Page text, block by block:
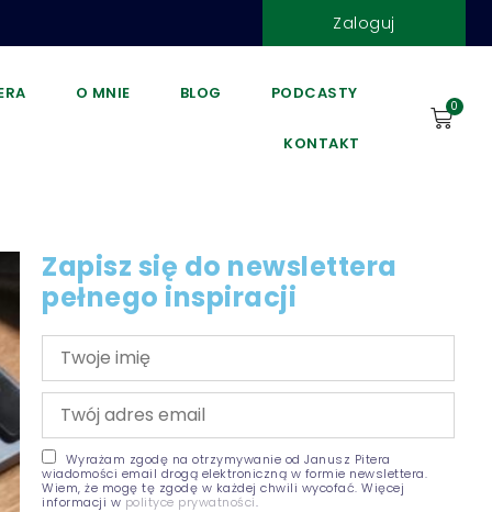
Zaloguj
O MNIE BLOG PODCASTY
KONTAKT
0
Zapisz się do newslettera
pełnego inspiracji
Wyrażam zgodę na otrzymywanie od Janusz Pitera
wiadomości email drogą elektroniczną w formie newslettera.
Wiem, że mogę tę zgodę w każdej chwili wycofać. Więcej
informacji w polityce prywatności.